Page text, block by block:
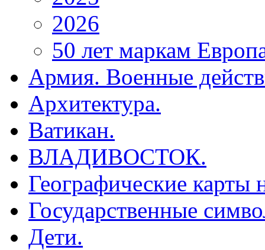
2026
50 лет маркам
Армия. Военные
Архитектура.
Ватикан.
ВЛАДИВОСТОК.
Географические карты
Государственные
Дети.